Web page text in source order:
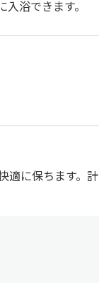
浴できます。
適に保ちます。計